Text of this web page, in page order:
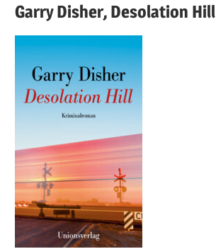
GarryDisher, Desolation Hill